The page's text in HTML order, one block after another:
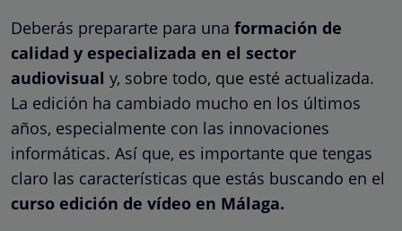
Deberás prepararte para una formación de
calidad y especializada en el sector
audiovisual y, sobre todo, que esté actualizada.
La edición ha cambiado mucho en los últimos
años, especialmente con las innovaciones
informáticas. Así que, es importante que tengas
claro las características que estás buscando en el
curso edición de vídeo en Málaga.